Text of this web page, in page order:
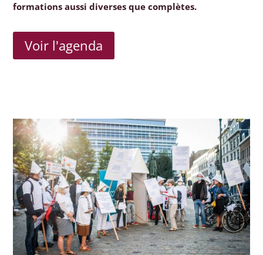
formations aussi diverses que complètes.
Voir l'agenda